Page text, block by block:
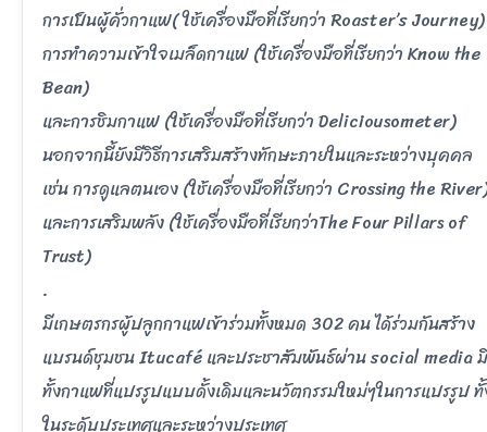
การเป็นผู้คั่วกาแฟ( ใช้เครื่องมือที่เรียกว่า Roaster’s Journey)
การทำความเข้าใจเมล็ดกาแฟ (ใช้เครื่องมือที่เรียกว่า Know the
Bean)
และการชิมกาแฟ (ใช้เครื่องมือที่เรียกว่า Deliciousometer)
นอกจากนี้ยังมีวิธีการเสริมสร้างทักษะภายในและระหว่างบุคคล
เช่น การดูแลตนเอง (ใช้เครื่องมือที่เรียกว่า Crossing the River)
และการเสริมพลัง (ใช้เครื่องมือที่เรียกว่าThe Four Pillars of
Trust)
.
มีเกษตรกรผู้ปลูกกาแฟเข้าร่วมทั้งหมด 302 คน ได้ร่วมกันสร้าง
แบรนด์ชุมชน Itucafé และประชาสัมพันธ์ผ่าน social media มี
ทั้งกาแฟที่แปรรูปแบบดั้งเดิมและนวัตกรรมใหม่ๆในการแปรรูป
ในระดับประเทศและระหว่างประเทศ